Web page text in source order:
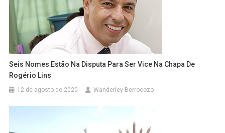
Seis Nomes Estão Na Disputa Para Ser Vice Na Chapa De
Rogério Lins
12 de agosto de 2020 Wanderley Berrocozo